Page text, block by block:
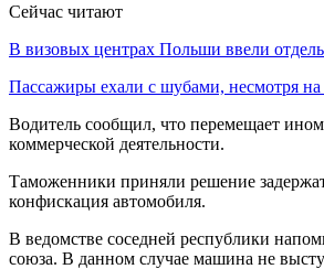
Сейчас читают
В визовых центрах Польши ввели
Пассажиры ехали с шубами, несмотря
Водитель сообщил, что перемещает
коммерческой деятельности.
Таможенники приняли решение
конфискация автомобиля.
В ведомстве соседней республики
союза. В данном случае машина не